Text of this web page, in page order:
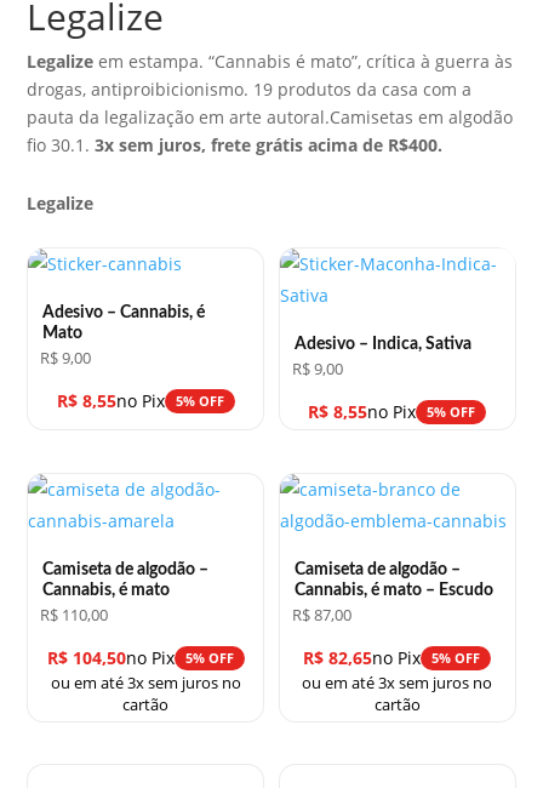
Legalize
Legalize em estampa. “Cannabis é mato”, crítica à guerra às
drogas, antiproibicionismo. 19 produtos da casa com a
pauta da legalização em arte autoral.Camisetas em algodão
fio 30.1.3x sem juros, frete grátis acima de R$400.
Legalize
Adesivo – Cannabis, é
Mato
R$9,00
R$8,55no Pix 5% OFF
Adesivo – Indica, Sativa
R$9,00
R$ 8,55no Pix 5% OFF
Camiseta de algodão –
Cannabis, é mato
R$ 110,00
R$104,50no Pix 5% OFF
ou em até 3x sem juros no
cartão
Camiseta de algodão –
Cannabis, é mato – Escudo
R$87,00
R$ 82,65no Pix 5% OFF
ou em até 3x sem juros no
cartão